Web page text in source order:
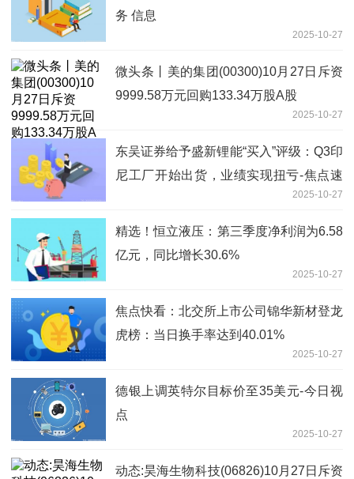
务 信息
2025-10-27
微头条丨美的集团(00300)10月27日斥资
9999.58万元回购133.34万股A股
2025-10-27
东吴证券给予盛新锂能“买入”评级：Q3印
尼工厂开始出货，业绩实现扭亏-焦点速
2025-10-27
精选！恒立液压：第三季度净利润为6.58
亿元，同比增长30.6%
2025-10-27
焦点快看：北交所上市公司锦华新材登龙
虎榜：当日换手率达到40.01%
2025-10-27
德银上调英特尔目标价至35美元-今日视
点
2025-10-27
动态:昊海生物科技(06826)10月27日斥资